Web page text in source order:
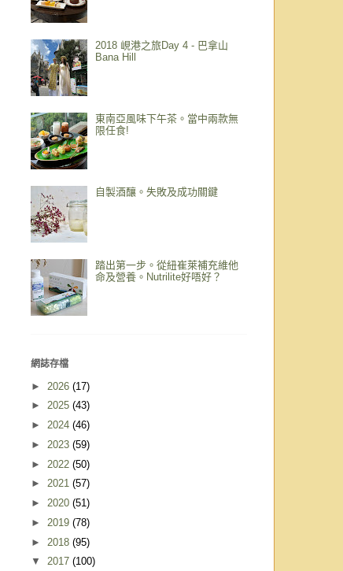
2018 峴港之旅Day 4 - 巴拿山
Bana Hill
東南亞風味下午茶。當中兩款無
限任食!
自製酒釀。失敗及成功關鍵
踏出第一步。從紐崔萊補充維他
命及營養。Nutrilite好唔好？
網誌存檔
► 2026 (17)
► 2025 (43)
► 2024 (46)
► 2023 (59)
► 2022 (50)
► 2021 (57)
► 2020 (51)
► 2019 (78)
► 2018 (95)
▼ 2017 (100)